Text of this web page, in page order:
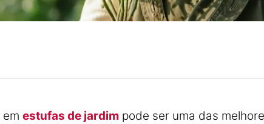
em estufas de jardim pode ser uma das